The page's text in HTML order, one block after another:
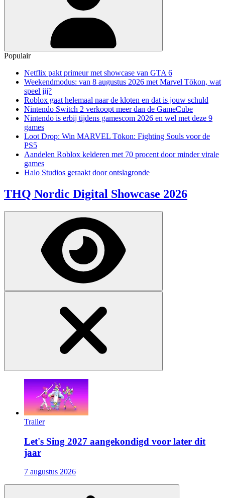
Populair
Netflix pakt primeur met showcase van GTA 6
Weekendmodus: van 8 augustus 2026 met Marvel Tōkon, wat
speel jij?
Roblox gaat helemaal naar de kloten en dat is jouw schuld
Nintendo Switch 2 verkoopt meer dan de GameCube
Nintendo is erbij tijdens gamescom 2026 en wel met deze 9
games
Loot Drop: Win MARVEL Tōkon: Fighting Souls voor de
PS5
Aandelen Roblox kelderen met 70 procent door minder virale
games
Halo Studios geraakt door ontslagronde
THQ Nordic Digital Showcase 2026
Trailer
Let's Sing 2027 aangekondigd voor later dit
jaar
7 augustus 2026